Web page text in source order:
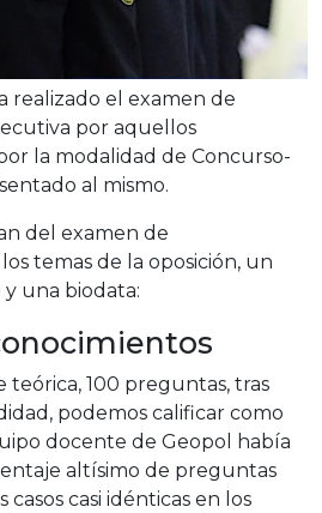
realizado el examen de
por aquellos
la modalidad de Concurso-
al mismo.
del examen de
temas de la oposición, un
una biodata:
teórica, 100 preguntas, tras
podemos calificar como
docente de Geopol había
altísimo de preguntas
casos casi idénticas en los